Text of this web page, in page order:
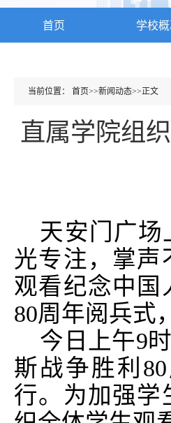
首页 学校
当前位置： 首页>>新闻动态>>正文
直属学院组
天安门广
光专注，掌声
观看纪念中国
80周年阅兵式
今日上午9
斯战争胜利
行。为加强学